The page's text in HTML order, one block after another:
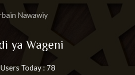
Nawawiy
ya Wageni
Users Today : 78